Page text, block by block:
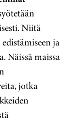
Niitä
ja
Näissä maissa
jotka